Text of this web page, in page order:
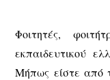
Φοιτητές,
εκπαιδευτικού
Μήπως είστε από